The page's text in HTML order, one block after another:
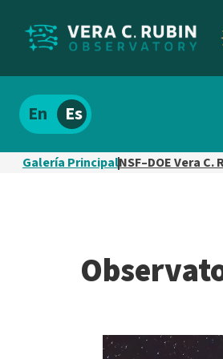
Localizar
el
contenido
Español
Galería PrincipalNSF–DOE Vera